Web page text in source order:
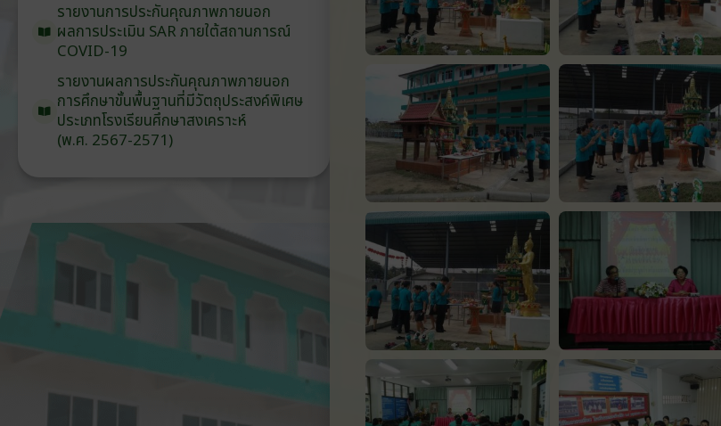
รายงานการประกันคุณภาพภายนอก
ผลการประเมิน SARภายใต้สถานการณ์
COVID-19
รายงานผลการประกันคุณภาพภายนอก
การศึกษาขั้นพื้นฐานที่มีวัตถุประสงค์พิเศษ
ประเภทโรงเรียนศึกษาสงเคราะห์
(พ.ศ. 2567-2571)